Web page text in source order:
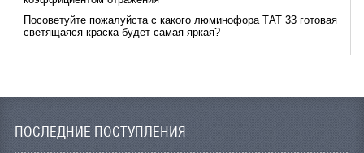
Посоветуйте пожалуйста с какого люминофора ТАТ 33 готовая
светящаяся краска будет самая яркая?
ПОСЛЕДНИЕ ПОСТУПЛЕНИЯ